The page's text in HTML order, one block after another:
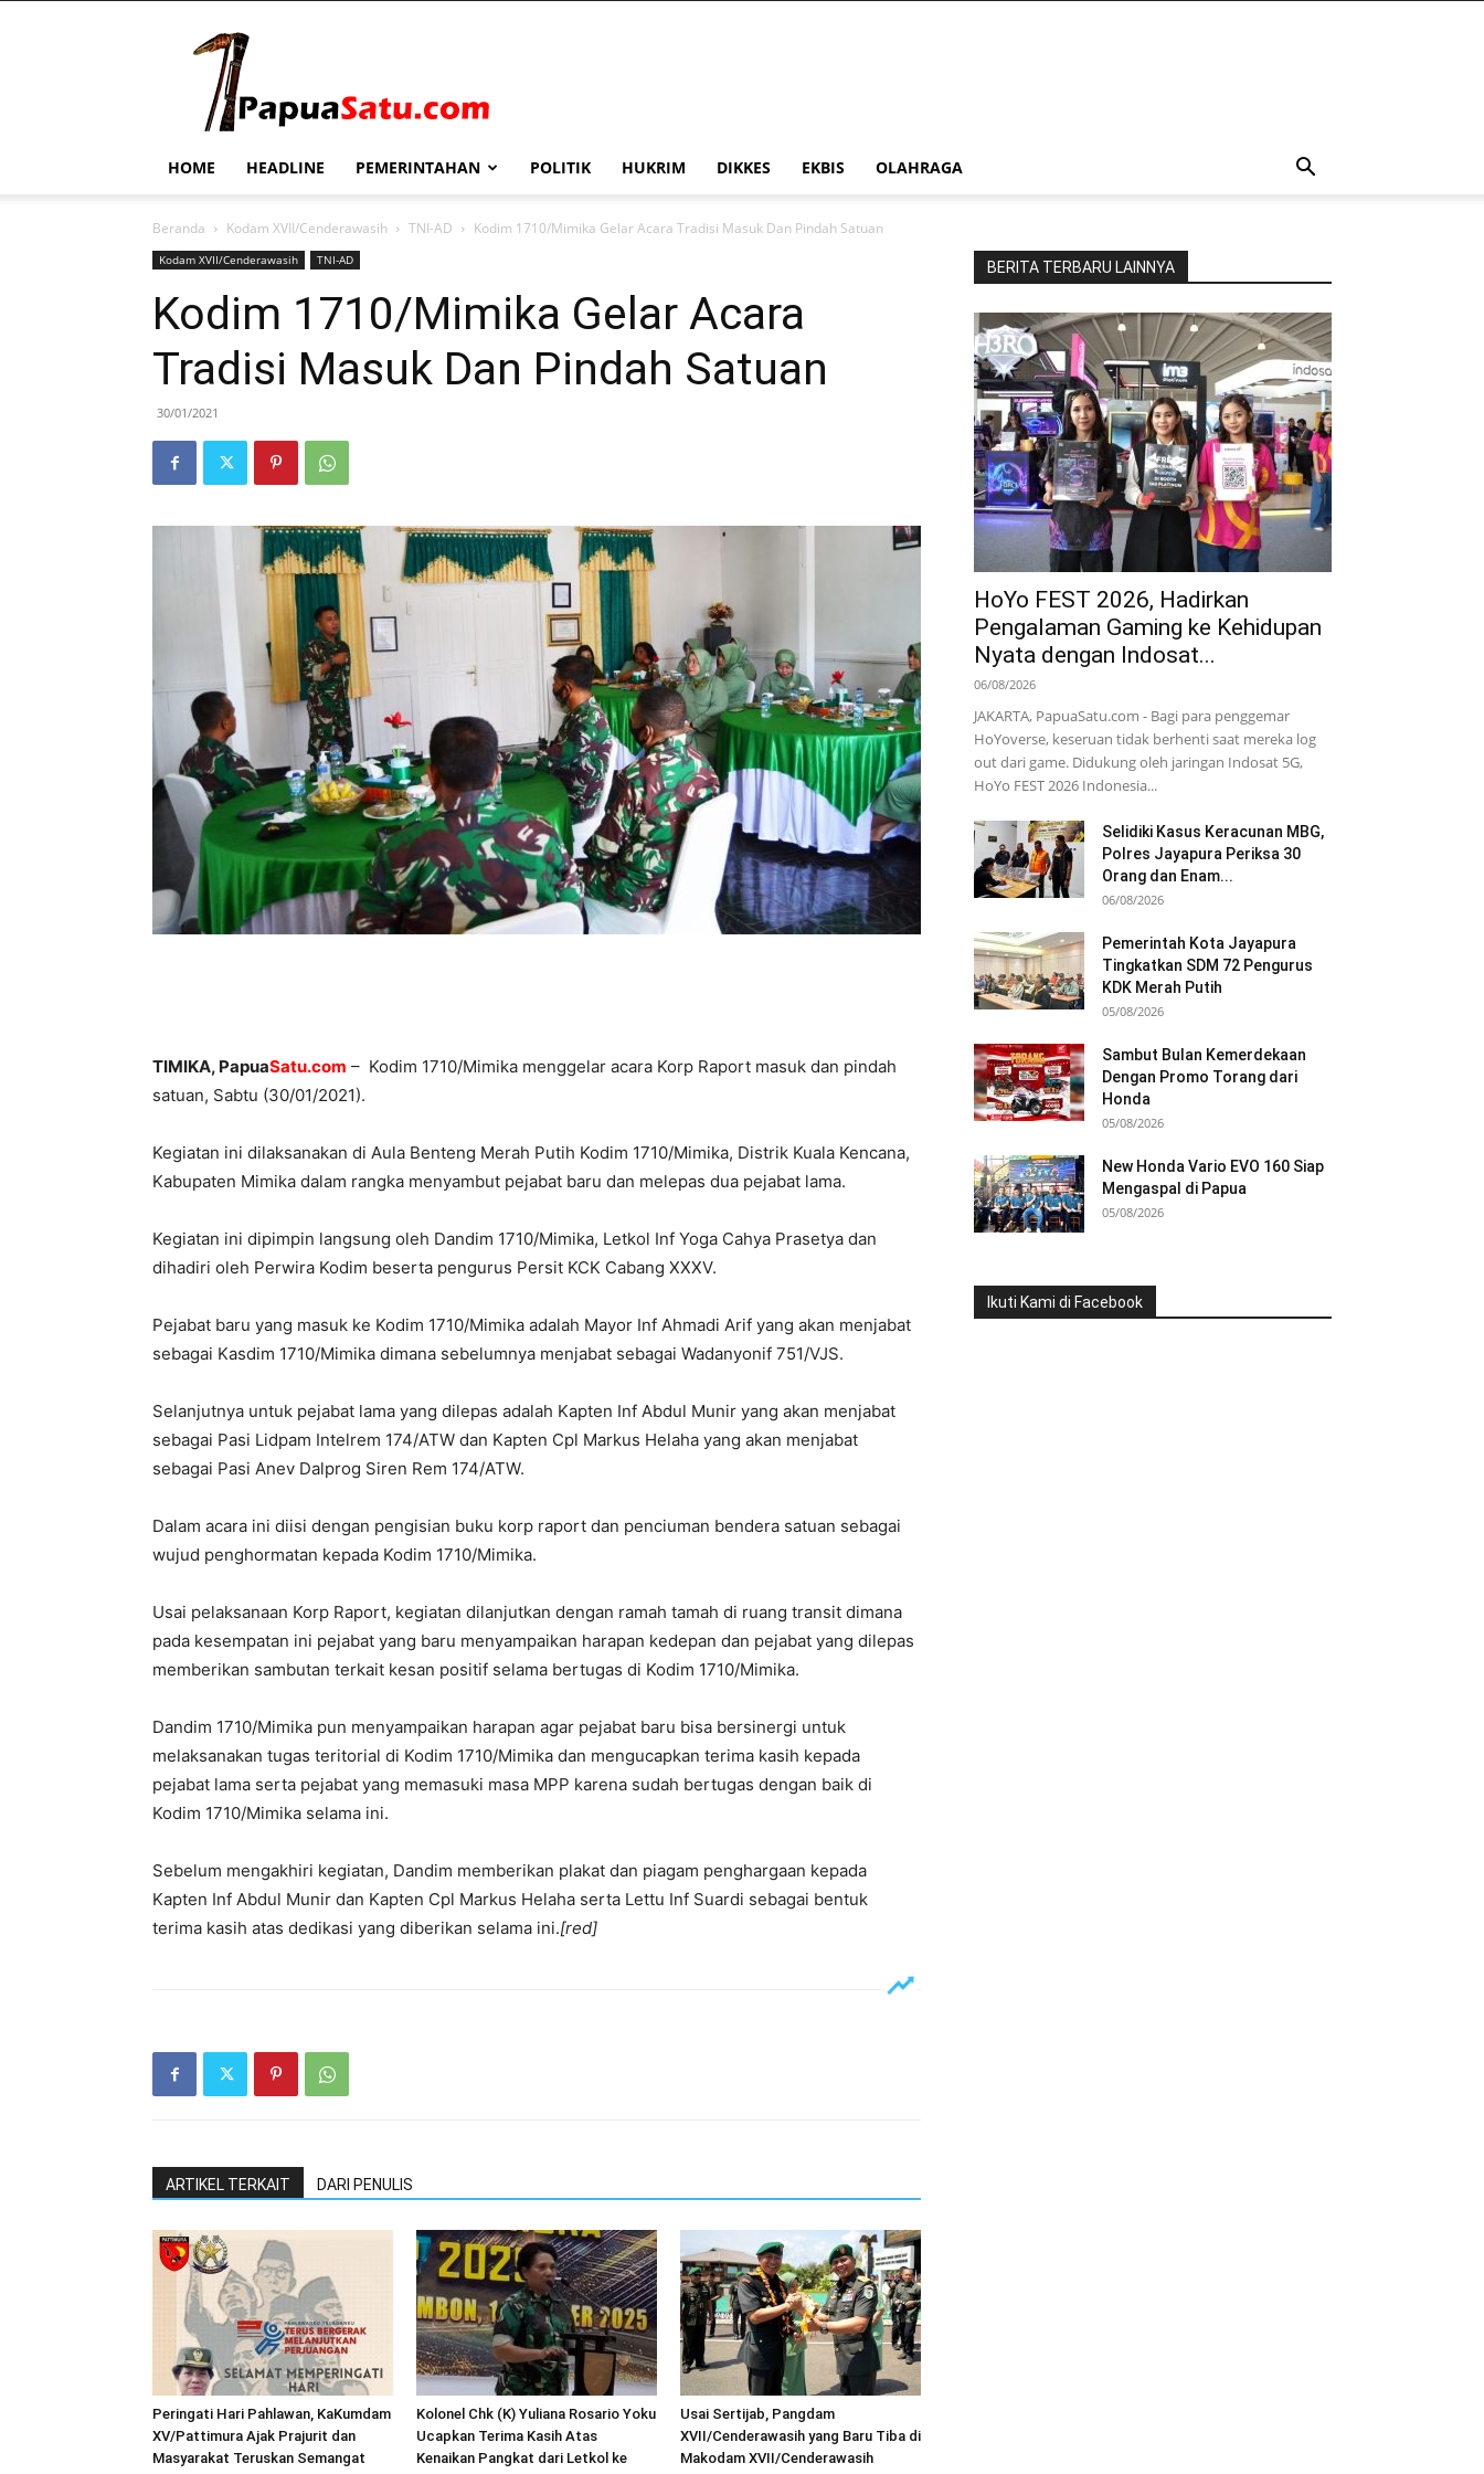
HOME HEADLINE PEMERINTAHAN POLITIK HUKRIM DIKKES EKBIS OLAHRAGA
Beranda Kodam XVII/Cenderawasih TNI-AD Kodim 1710/Mimika Gelar Acara Tradisi Masuk Dan Pindah Satuan
Kodam XVII/Cenderawasih TNI-AD
Kodim 1710/Mimika Gelar Acara
Tradisi Masuk Dan Pindah Satuan
30/01/2021
TIMIKA, PapuaSatu.com – Kodim 1710/Mimika menggelar acara Korp Raport masuk dan pindah
satuan, Sabtu (30/01/2021).
Kegiatan ini dilaksanakan di Aula Benteng Merah Putih Kodim 1710/Mimika, Distrik Kuala Kencana,
Kabupaten Mimika dalam rangka menyambut pejabat baru dan melepas dua pejabat lama.
Kegiatan ini dipimpin langsung oleh Dandim 1710/Mimika, Letkol Inf Yoga Cahya Prasetya dan
dihadiri oleh Perwira Kodim beserta pengurus Persit KCK Cabang XXXV.
Pejabat baru yang masuk ke Kodim 1710/Mimika adalah Mayor Inf Ahmadi Arif yang akan menjabat
sebagai Kasdim 1710/Mimika dimana sebelumnya menjabat sebagai Wadanyonif 751/VJS.
Selanjutnya untuk pejabat lama yang dilepas adalah Kapten Inf Abdul Munir yang akan menjabat
sebagai Pasi Lidpam Intelrem 174/ATW dan Kapten Cpl Markus Helaha yang akan menjabat
sebagai Pasi Anev Dalprog Siren Rem 174/ATW.
Dalam acara ini diisi dengan pengisian buku korp raport dan penciuman bendera satuan sebagai
wujud penghormatan kepada Kodim 1710/Mimika.
Usai pelaksanaan Korp Raport, kegiatan dilanjutkan dengan ramah tamah di ruang transit dimana
pada kesempatan ini pejabat yang baru menyampaikan harapan kedepan dan pejabat yang dilepas
memberikan sambutan terkait kesan positif selama bertugas di Kodim 1710/Mimika.
Dandim 1710/Mimika pun menyampaikan harapan agar pejabat baru bisa bersinergi untuk
melaksanakan tugas teritorial di Kodim 1710/Mimika dan mengucapkan terima kasih kepada
pejabat lama serta pejabat yang memasuki masa MPP karena sudah bertugas dengan baik di
Kodim 1710/Mimika selama ini.
Sebelum mengakhiri kegiatan, Dandim memberikan plakat dan piagam penghargaan kepada
Kapten Inf Abdul Munir dan Kapten Cpl Markus Helaha serta Lettu Inf Suardi sebagai bentuk
terima kasih atas dedikasi yang diberikan selama ini.[red]
ARTIKEL TERKAIT DARI PENULIS
Peringati Hari Pahlawan, KaKumdam
XV/Pattimura Ajak Prajurit dan
Masyarakat Teruskan Semangat
Kolonel Chk (K) Yuliana Rosario Yoku
Ucapkan Terima Kasih Atas
Kenaikan Pangkat dari Letkol ke
Usai Sertijab, Pangdam
XVII/Cenderawasih yang Baru Tiba di
Makodam XVII/Cenderawasih
BERITA TERBARU LAINNYA
HoYo FEST 2026, Hadirkan
Pengalaman Gaming ke Kehidupan
Nyata dengan Indosat...
06/08/2026
JAKARTA, PapuaSatu.com - Bagi para penggemar
HoYoverse, keseruan tidak berhenti saat mereka log
out dari game. Didukung oleh jaringan Indosat 5G,
HoYo FEST 2026 Indonesia...
Selidiki Kasus Keracunan MBG,
Polres Jayapura Periksa 30
Orang dan Enam...
06/08/2026
Pemerintah Kota Jayapura
Tingkatkan SDM 72 Pengurus
KDK Merah Putih
05/08/2026
Sambut Bulan Kemerdekaan
Dengan Promo Torang dari
Honda
05/08/2026
New Honda Vario EVO 160 Siap
Mengaspal di Papua
05/08/2026
Ikuti Kami di Facebook